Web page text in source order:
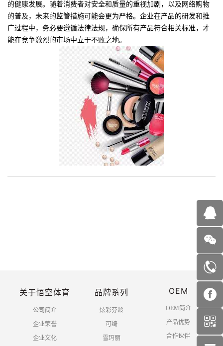
的健康发展。随着消费者对安全和质量的重视加剧，以及网络购物
的普及，未来的监管措施可能会更为严格。企业在产品的研发和推
广过程中，务必要遵循法律法规，确保所有产品符合相关标准，才
能在竞争激烈的市场中立于不败之地。
关于悟空体育
公司简介
企业荣誉
企业文化
品牌系列
炫彩芬龄
可绮
雪玛丽
OEM
OEM简介
产品优势
合作伙伴